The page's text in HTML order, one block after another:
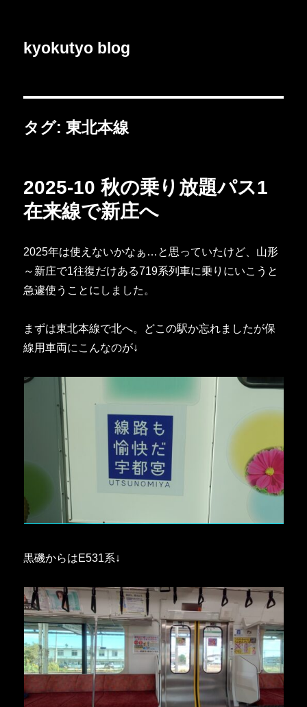
kyokutyo blog
タグ: 東北本線
2025-10 秋の乗り放題パス1
在来線で新庄へ
2025年は使えないかなぁ…と思っていたけど、山形
～新庄で1往復だけある719系列車に乗りにいこうと
急遽使うことにしました。
まずは東北本線で北へ。どこの駅か忘れましたが保
線用車両にこんなのが↓
黒磯からはE531系↓